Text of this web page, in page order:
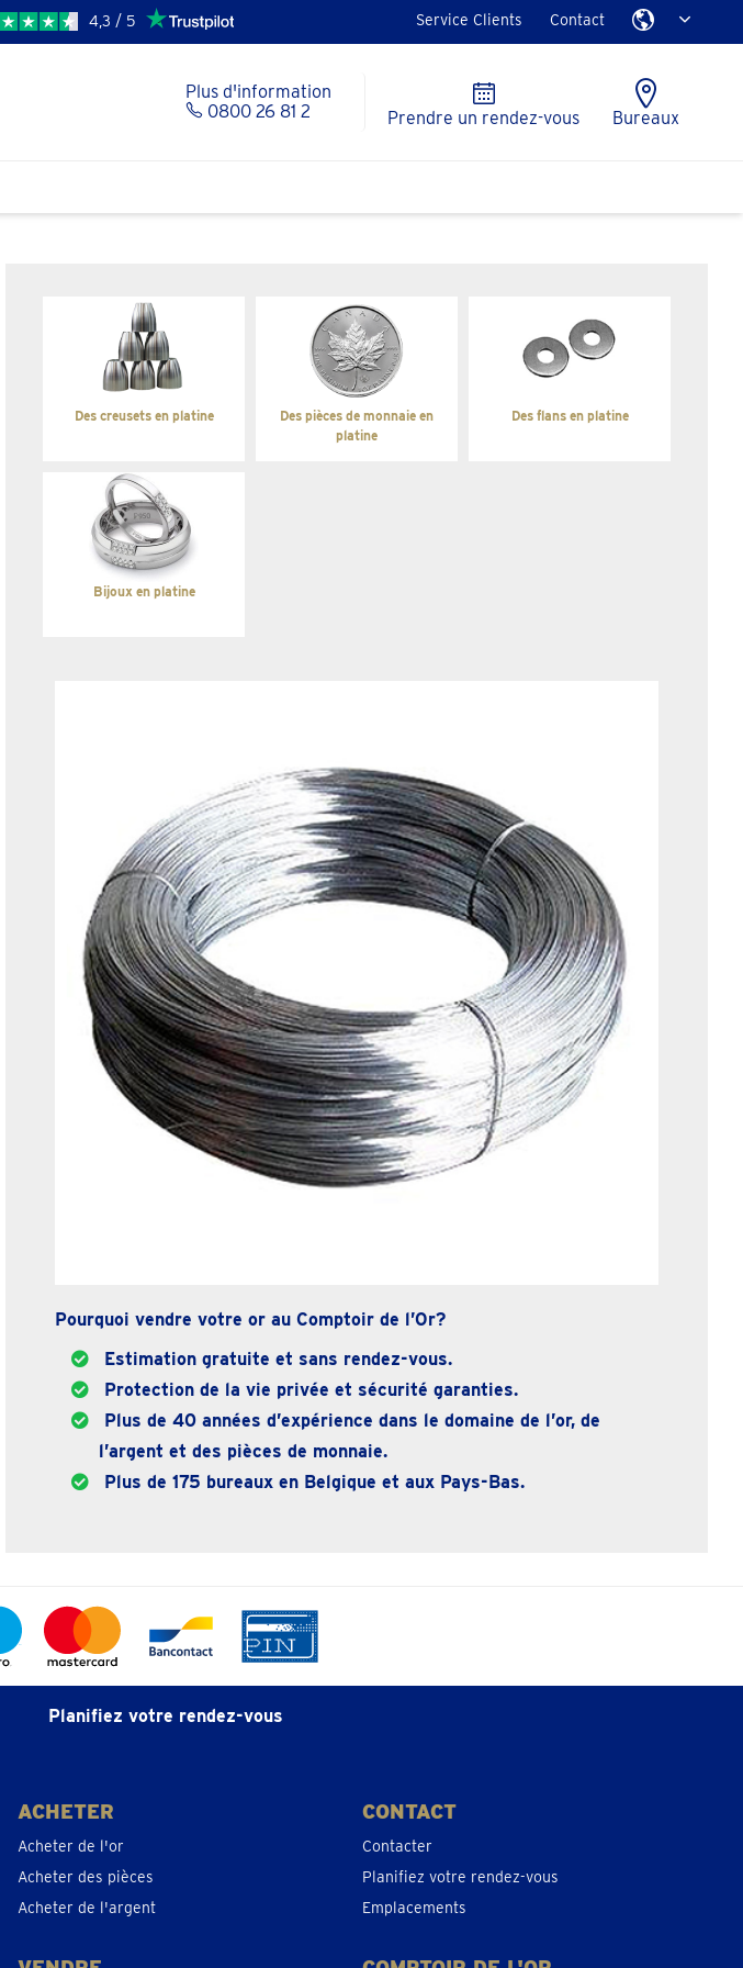
4,3 / 5 Service Clients Contact
Plus d'information
0800 26 81 2
Prendre un rendez-vous Bureaux
Des creusets en platine
Des pièces de monnaie en
platine
Des flans en platine
Bijoux en platine
Pourquoi vendre votre or au Comptoir de l’Or?
Estimation gratuite et sans rendez-vous.
Protection de la vie privée et sécurité garanties.
Plus de 40 années d’expérience dans le domaine de l’or, de
l’argent et des pièces de monnaie.
Plus de 175 bureaux en Belgique et aux Pays-Bas.
Planifiez votre rendez-vous
ACHETER
Acheter de l'or
Acheter des pièces
Acheter de l'argent
CONTACT
Contacter
Planifiez votre rendez-vous
Emplacements